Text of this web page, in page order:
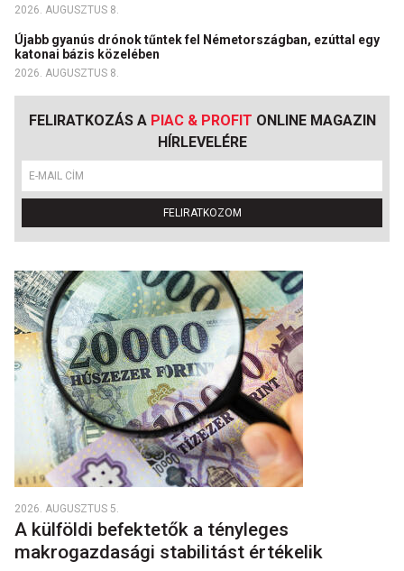
2026. AUGUSZTUS 8.
Újabb gyanús drónok tűntek fel Németországban, ezúttal egy
katonai bázis közelében
2026. AUGUSZTUS 8.
FELIRATKOZÁS A PIAC & PROFIT ONLINE MAGAZIN
HÍRLEVELÉRE
FELIRATKOZOM
2026. AUGUSZTUS 5.
A külföldi befektetők a tényleges
makrogazdasági stabilitást értékelik